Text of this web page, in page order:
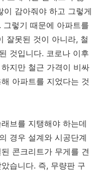
감아줘야 하고 그렇게
렇기 때문에 아파트를
잘못된 것이 아니라, 철
것입니다. 코로나 이후
지만 철근 가격이 비싸
아파트를 지었다는 것
브를 지탱해야 하는데
경우 설계와 시공단계
콘크리트가 무게를 견
습니다. 즉, 무량판 구